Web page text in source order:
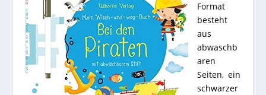
Format
besteht
aus
abwaschb
aren
Seiten, ein
schwarzer